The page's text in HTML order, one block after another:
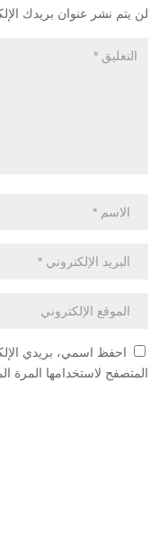
لن يتم نشر عنوان بريدك
احفظ اسمي، بريدي
المتصفح لاستخدامها المرة